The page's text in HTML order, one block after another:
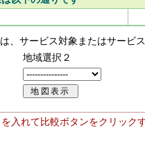
、サービス対象またはサービ
地域選択２
入れて比較ボタンをクリック